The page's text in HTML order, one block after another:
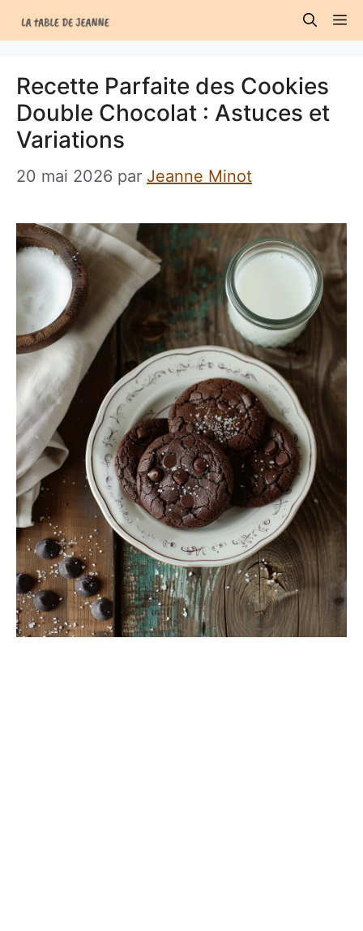
au
Recette Parfaite des Cookies
Double Chocolat : Astuces et
Variations
20 mai 2026 par Jeanne Minot